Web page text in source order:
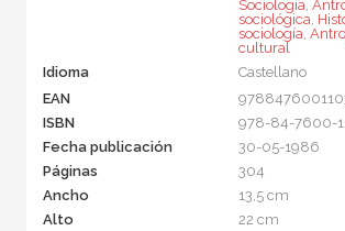
Sociología
sociológica
sociología
cultural
Idioma
Castellano
EAN
ISBN
978-84-7600-
Fecha publicación
30-05-1986
Páginas
304
Ancho
13,5 cm
Alto
22 cm